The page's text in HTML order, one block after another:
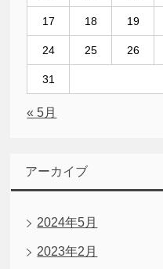
17 18 19
24 25 26
31
« 5月
アーカイブ
2024年5月
2023年2月